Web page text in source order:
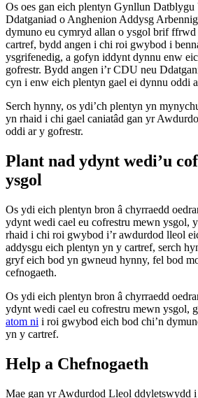
Os oes gan eich plentyn Gynllun
Ddatganiad o Anghenion Addysg
dymuno eu cymryd allan o ysgol brif ffrwd
cartref, bydd angen i chi roi gwybod i
ysgrifenedig, a gofyn iddynt dynnu enw
gofrestr. Bydd angen i’r CDU neu
cyn i enw eich plentyn gael ei dynnu oddi
Serch hynny, os ydi’ch plentyn yn
yn rhaid i chi gael caniatâd gan yr
oddi ar y gofrestr.
Plant nad ydynt wedi’u
ysgol
Os ydi eich plentyn bron â chyrraedd
ydynt wedi cael eu cofrestru mewn ysgol,
rhaid i chi roi gwybod i’r awdurdod lleol
addysgu eich plentyn yn y cartref, serch
gryf eich bod yn gwneud hynny, fel bod
cefnogaeth.
Os ydi eich plentyn bron â chyrraedd
ydynt wedi cael eu cofrestru mewn ysgol,
atom ni i roi gwybod eich bod chi’n
yn y cartref.
Help a Chefnogaeth
Mae gan yr Awdurdod Lleol ddyletswydd